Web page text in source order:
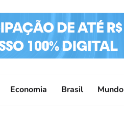
Economia Brasil Mundo